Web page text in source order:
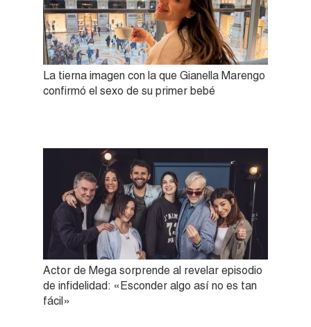
La tierna imagen con la que Gianella Marengo
confirmó el sexo de su primer bebé
Actor de Mega sorprende al revelar episodio
de infidelidad: «Esconder algo así no es tan
fácil»